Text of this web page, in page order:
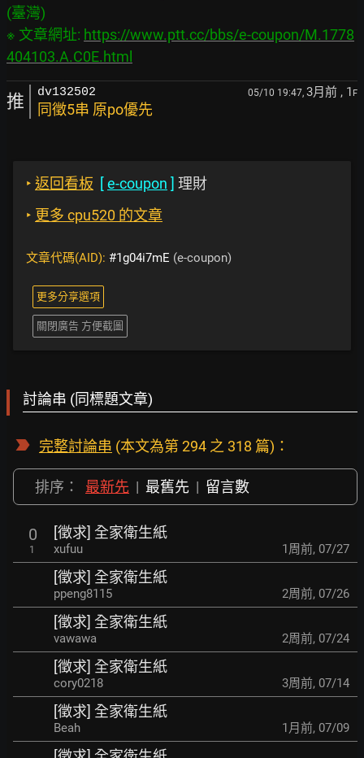
(臺灣)
※ 文章網址: https://www.ptt.cc/bbs/e-coupon/M.1778
404103.A.C0E.html
推 dv132502 05/10 19:47, 3月前 , 1 F
同徵5串 原po優先
‣ 返回看板 [e-coupon ] 理財
‣ 更多 cpu520 的文章
文章代碼(AID): #1g04i7mE (e-coupon)
更多分享選項
關閉廣告 方便截圖
討論串 (同標題文章)
完整討論串 (本文為第 294 之 318 篇)：
排序： 最新先 | 最舊先 | 留言數
0
1
[徵求] 全家衛生紙
xufuu 1周前, 07/27
[徵求] 全家衛生紙
ppeng8115 2周前, 07/26
[徵求] 全家衛生紙
vawawa 2周前, 07/24
[徵求] 全家衛生紙
cory0218 3周前, 07/14
[徵求] 全家衛生紙
Beah 1月前, 07/09